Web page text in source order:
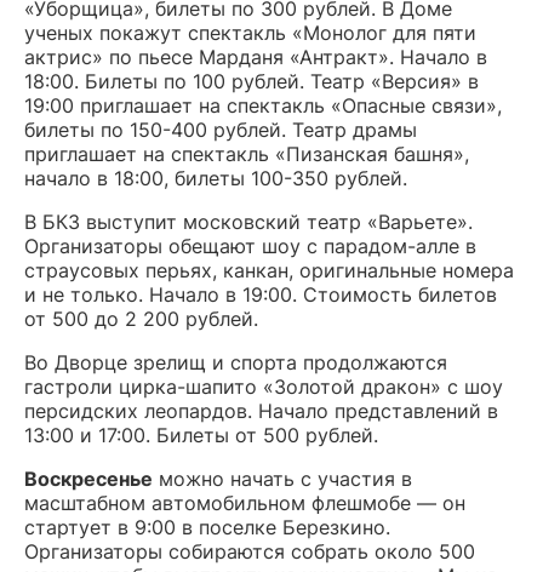
«Уборщица», билеты по 300 рублей. В Доме
ученых покажут спектакль «Монолог для пяти
актрис» по пьесе Марданя «Антракт». Начало в
18:00. Билеты по 100 рублей. Театр «Версия» в
19:00 приглашает на спектакль «Опасные связи»,
билеты по 150-400 рублей. Театр драмы
приглашает на спектакль «Пизанская башня»,
начало в 18:00, билеты 100-350 рублей.
В БКЗ выступит московский театр «Варьете».
Организаторы обещают шоу с парадом-алле в
страусовых перьях, канкан, оригинальные номера
и не только. Начало в 19:00. Стоимость билетов
от 500 до 2 200 рублей.
Во Дворце зрелищ и спорта продолжаются
гастроли цирка-шапито «Золотой дракон» с шоу
персидских леопардов. Начало представлений в
13:00 и 17:00. Билеты от 500 рублей.
Воскресенье можно начать с участия в
масштабном автомобильном флешмобе — он
стартует в 9:00 в поселке Березкино.
Организаторы собираются собрать около 500